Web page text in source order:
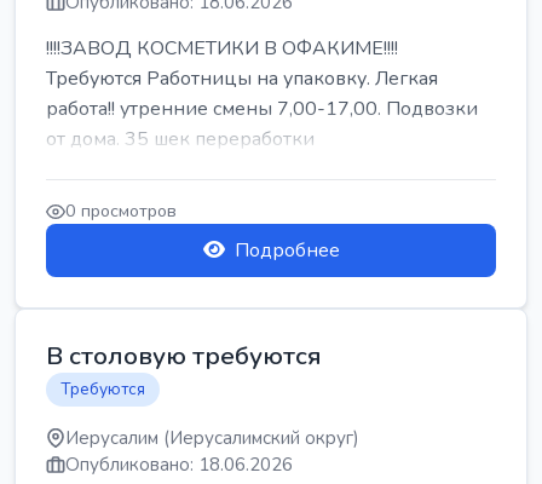
!!!!ЗАВОД КОСМЕТИКИ В ОФАКИМЕ!!!!
Требуются Работницы на упаковку. Легкая
работа!! утренние смены 7,00-17,00. Подвозки
от дома. 35 шек переработки
0 просмотров
Подробнее
В столовую требуются
Требуются
Иерусалим (Иерусалимский округ)
Опубликовано: 18.06.2026